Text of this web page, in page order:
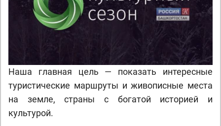
Наша главная цель — показать интересные
туристические маршруты и живописные места
на земле, страны с богатой историей и
культурой.